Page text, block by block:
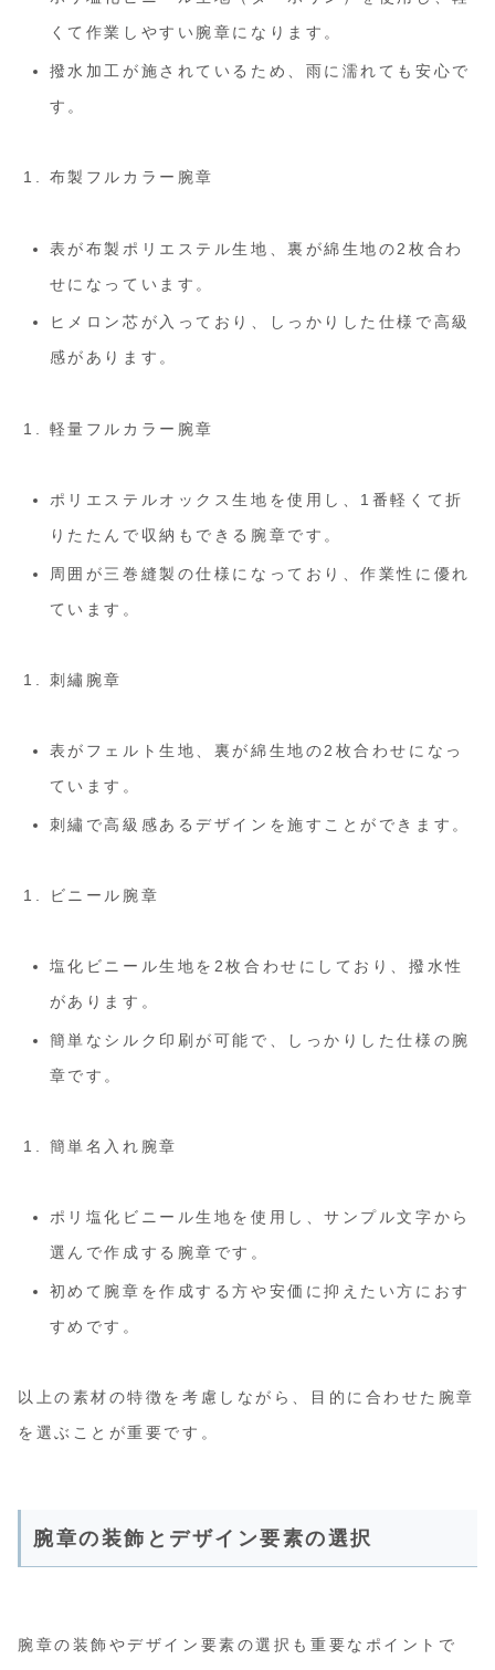
くて作業しやすい腕章になります。
撥水加工が施されているため、雨に濡れても安心で
す。
布製フルカラー腕章
表が布製ポリエステル生地、裏が綿生地の2枚合わ
せになっています。
ヒメロン芯が入っており、しっかりした仕様で高級
感があります。
軽量フルカラー腕章
ポリエステルオックス生地を使用し、1番軽くて折
りたたんで収納もできる腕章です。
周囲が三巻縫製の仕様になっており、作業性に優れ
ています。
刺繡腕章
表がフェルト生地、裏が綿生地の2枚合わせになっ
ています。
刺繡で高級感あるデザインを施すことができます。
ビニール腕章
塩化ビニール生地を2枚合わせにしており、撥水性
があります。
簡単なシルク印刷が可能で、しっかりした仕様の腕
章です。
簡単名入れ腕章
ポリ塩化ビニール生地を使用し、サンプル文字から
選んで作成する腕章です。
初めて腕章を作成する方や安価に抑えたい方におす
すめです。
以上の素材の特徴を考慮しながら、目的に合わせた腕章
を選ぶことが重要です。
腕章の装飾とデザイン要素の選択
腕章の装飾やデザイン要素の選択も重要なポイントで